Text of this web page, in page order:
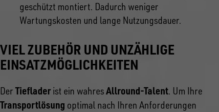
geschützt montiert. Dadurch weniger
Wartungskosten und lange Nutzungsdauer.
VIEL ZUBEHÖR UND UNZÄHLIGE
EINSATZMÖGLICHKEITEN
Der Tieflader ist ein wahresAllround-Talent. Um Ihre
Transportlösung optimal nach Ihren Anforderungen